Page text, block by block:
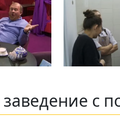
с
Мы